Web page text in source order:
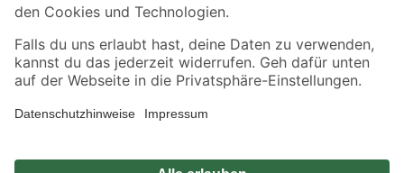
Alle Preisangaben in EUR inkl. gesetzl. MwSt.. Die dargestellten Angebote sind unter
Umständen nicht in allen Märkten verfügbar. Die angegebenen Verfügbarkeiten beziehen
Produkte nur solange der Vorrat reicht.
*Paketversand ab 59 € versandkostenfrei, gilt nicht für Artikel mit Speditionsversand, hier